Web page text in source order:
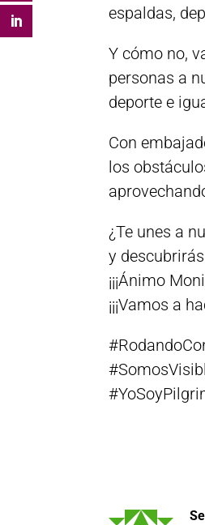
espaldas,
Y cómo no,
personas a
deporte e
Con
los
¿Te unes a
y
¡¡¡Ánimo
¡¡¡Vamos a